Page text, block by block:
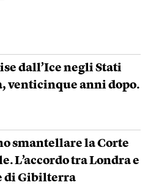
dall’Ice negli Stati
venticinque anni dopo.
smantellare la Corte
L’accordo tra Londra e
di Gibilterra